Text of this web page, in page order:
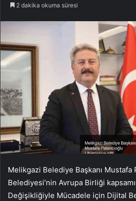
2 dakika okuma süresi
Melikgazi Belediye Başkanı Mustafa
Belediyesi’nin Avrupa Birliği
Değişikliğiyle Mücadele için Dijital